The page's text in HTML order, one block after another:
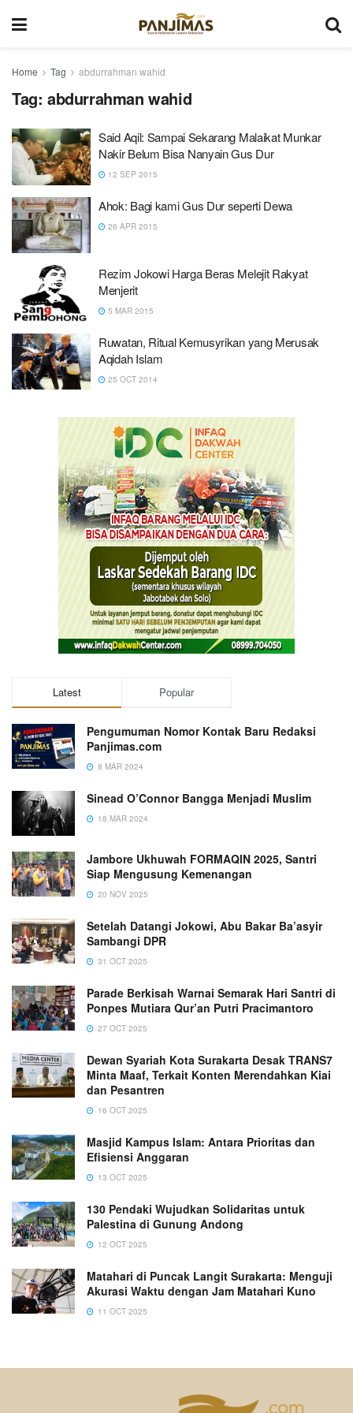
Home Tag abdurrahman wahid
Tag: abdurrahman wahid
Said Aqil: Sampai Sekarang Malaikat Munkar
Nakir Belum Bisa Nanyain Gus Dur
12 SEP 2015
Ahok: Bagi kami Gus Dur seperti Dewa
26 APR 2015
Rezim Jokowi Harga Beras Melejit Rakyat
Menjerit
5 MAR 2015
Ruwatan, Ritual Kemusyrikan yang Merusak
Aqidah Islam
25 OCT 2014
Latest Popular
Pengumuman Nomor Kontak Baru Redaksi
Panjimas.com
8 MAR 2024
Sinead O’Connor Bangga Menjadi Muslim
18 MAR 2024
Jambore Ukhuwah FORMAQIN 2025, Santri
Siap Mengusung Kemenangan
20 NOV 2025
Setelah Datangi Jokowi, Abu Bakar Ba’asyir
Sambangi DPR
31 OCT 2025
Parade Berkisah Warnai Semarak Hari Santri di
Ponpes Mutiara Qur’an Putri Pracimantoro
27 OCT 2025
Dewan Syariah Kota Surakarta Desak TRANS7
Minta Maaf, Terkait Konten Merendahkan Kiai
dan Pesantren
16 OCT 2025
Masjid Kampus Islam: Antara Prioritas dan
Efisiensi Anggaran
13 OCT 2025
130 Pendaki Wujudkan Solidaritas untuk
Palestina di Gunung Andong
12 OCT 2025
Matahari di Puncak Langit Surakarta: Menguji
Akurasi Waktu dengan Jam Matahari Kuno
11 OCT 2025